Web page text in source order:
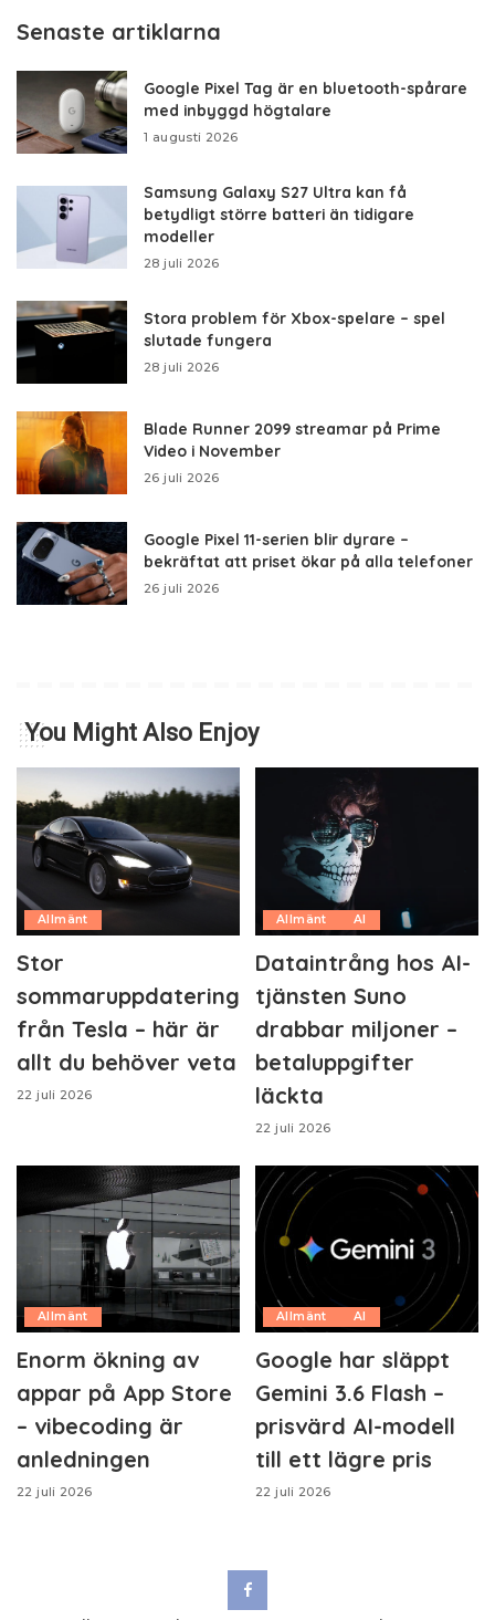
Senaste artiklarna
Google Pixel Tag är en bluetooth-spårare
med inbyggd högtalare
1 augusti 2026
Samsung Galaxy S27 Ultra kan få
betydligt större batteri än tidigare
modeller
28 juli 2026
Stora problem för Xbox-spelare – spel
slutade fungera
28 juli 2026
Blade Runner 2099 streamar på Prime
Video i November
26 juli 2026
Google Pixel 11-serien blir dyrare –
bekräftat att priset ökar på alla telefoner
26 juli 2026
You Might Also Enjoy
Allmänt
Stor
sommaruppdatering
från Tesla – här är
allt du behöver veta
22 juli 2026
Allmänt AI
Dataintrång hos AI-
tjänsten Suno
drabbar miljoner –
betaluppgifter
läckta
22 juli 2026
Allmänt
Enorm ökning av
appar på App Store
– vibecoding är
anledningen
22 juli 2026
Allmänt AI
Google har släppt
Gemini 3.6 Flash –
prisvärd AI-modell
till ett lägre pris
22 juli 2026